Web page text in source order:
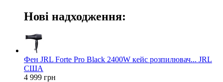
Нові надходження:
Фен JRL Forte Pro Black 2400W кейс розпилювач... JRL
США
4 999 грн